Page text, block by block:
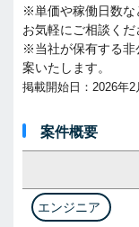
※単価や稼働日数な
お気軽にご相談くだ
※当社が保有する非
案いたします。
掲載開始日：2026年2
案件概要
エンジニア